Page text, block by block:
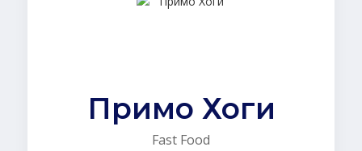
Примо Хоги
Fast Food